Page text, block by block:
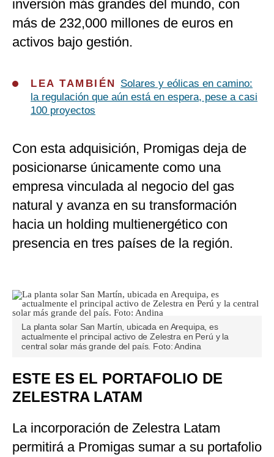
inversión más grandes del mundo, con
más de 232,000 millones de euros en
activos bajo gestión.
LEA TAMBIÉN Solares y eólicas en camino:
la regulación que aún está en espera, pese a casi
100 proyectos
Con esta adquisición, Promigas deja de
posicionarse únicamente como una
empresa vinculada al negocio del gas
natural y avanza en su transformación
hacia un holding multienergético con
presencia en tres países de la región.
La planta solar San Martín, ubicada en Arequipa, es
actualmente el principal activo de Zelestra en Perú y la
central solar más grande del país. Foto: Andina
ESTE ES EL PORTAFOLIO DE
ZELESTRA LATAM
La incorporación de Zelestra Latam
permitirá a Promigas sumar a su portafolio